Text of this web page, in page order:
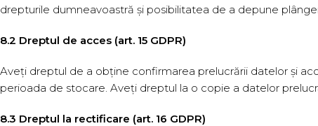
drepturile dumneavoastră și posibilitatea de a depune
8.2 Dreptul de acces (art. 15 GDPR)
Aveți dreptul de a obține confirmarea prelucrării datelor și
perioada de stocare. Aveți dreptul la o copie a datelor
8.3 Dreptul la rectificare (art. 16 GDPR)